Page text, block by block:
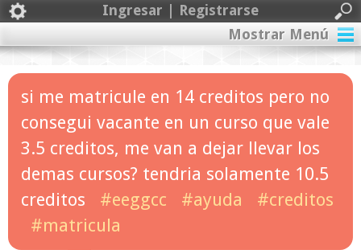
Ingresar | Registrarse
Mostrar Menú
si me matricule en 14 creditos pero no
consegui vacante en un curso que vale
3.5 creditos, me van a dejar llevar los
demas cursos? tendria solamente 10.5
creditos
#eeggcc #ayuda
#creditos
#matricula